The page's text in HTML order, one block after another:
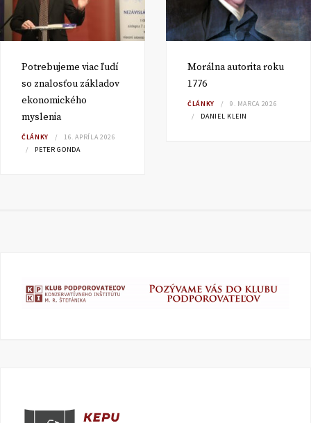
Potrebujeme viac ľudí
so znalosťou základov
ekonomického
myslenia
ČLÁNKY
16. APRÍLA 2026
PETER GONDA
Morálna autorita roku
1776
ČLÁNKY
9. MARCA 2026
DANIEL KLEIN